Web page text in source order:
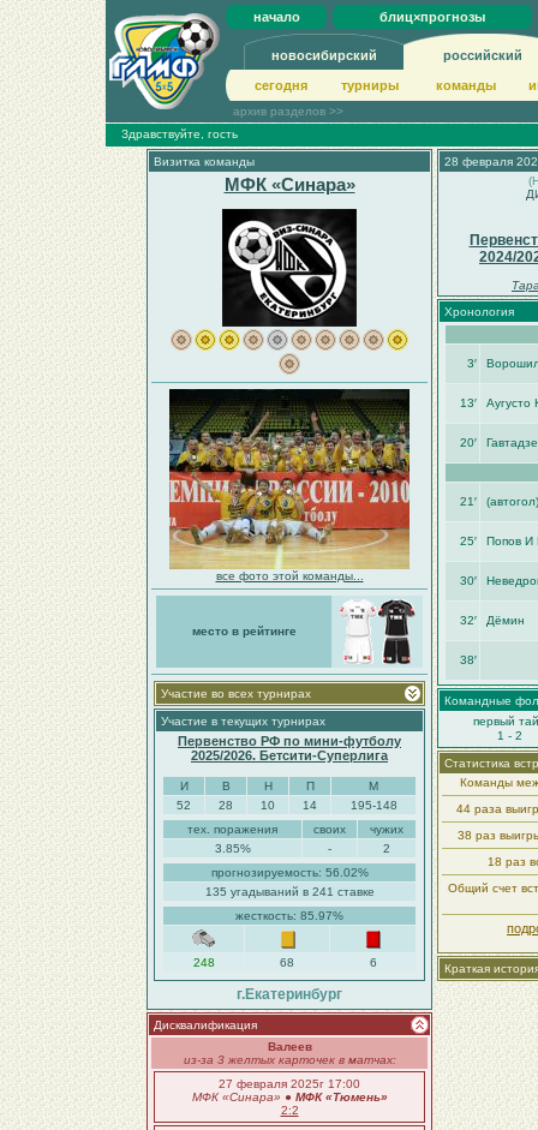
начало блиц×прогнозы
новосибирский российский
сегодня турниры команды
архив разделов >>
Здравствуйте, гость
Визитка команды
МФК «Синара»
все фото этой команды...
место в рейтинге
Участие во всех турнирах
Участие в текущих турнирах
Первенство РФ по мини-футболу
2025/2026. Бетсити-Суперлига
И В Н П
М
52
28 10 14
195-148
тех. поражения
своих
чужих
3.85%
-
2
прогнозируемость: 56.02%
135 угадываний в 241 ставке
жесткость: 85.97%
248 68 6
г.Екатеринбург
Дисквалификация
Валеев
из-за 3 желтых карточек в матчах:
27 февраля 2025г 17:00
МФК «Синара» ● МФК «Тюмень»
2:2
28 февраля
2024/
Хронология
3′
13′ Аугусто
20′ Гавтадзе
21′ (автогол)
25′ Попов И
30′
32′ Дёмин
38′
Командные
первый
1 - 2
Статистика
Команды
44 раза
38 раз
18 раз
Общий счет
Краткая